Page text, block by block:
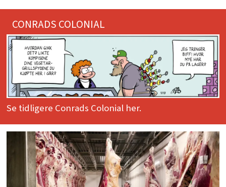
CONRADS COLONIAL
Se tidligere Conrads Colonial her.